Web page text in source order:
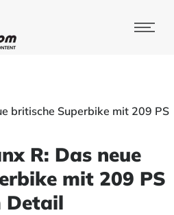
R: Das neue
mit 209 PS
Detail